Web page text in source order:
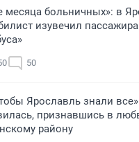
месяца больничных»: в
изувечил пассажира
50
Ярославль знали
признавшись в
району